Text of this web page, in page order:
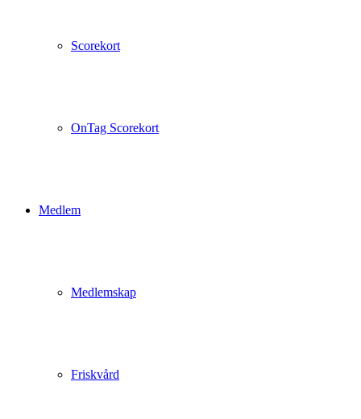
Scorekort
OnTag Scorekort
Medlem
Medlemskap
Friskvård